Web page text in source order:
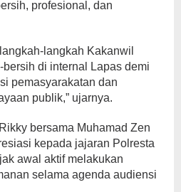
profesional, dan
langkah Kakanwil
di internal Lapas demi
pemasyarakatan dan
publik,” ujarnya.
bersama Muhamad Zen
kepada jajaran Polresta
awal aktif melakukan
selama agenda audiensi